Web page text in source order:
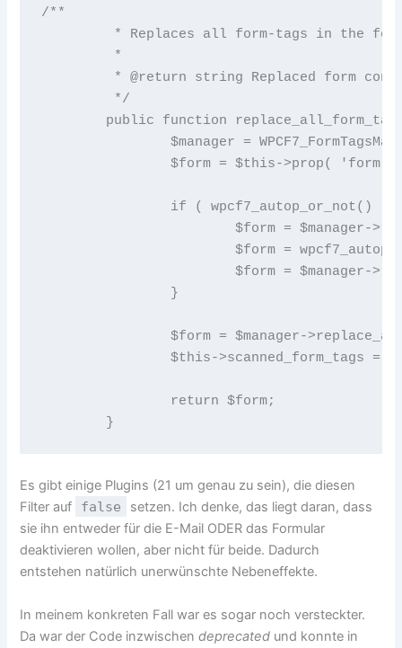
/**
Es gibt einige Plugins (21 um genau zu sein), die diesen
Filter auf
false
setzen. Ich denke, das liegt daran, dass
sie ihn entweder für die E-Mail ODER das Formular
deaktivieren wollen, aber nicht für beide. Dadurch
entstehen natürlich unerwünschte Nebeneffekte.
In meinem konkreten Fall war es sogar noch versteckter.
Da war der Code inzwischendeprecated und konnte in